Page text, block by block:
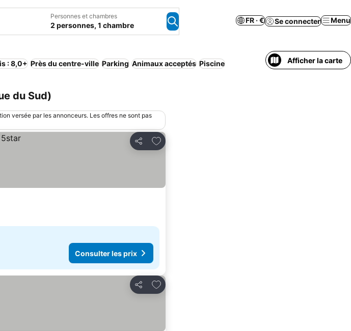
Personnes et chambres
2 personnes, 1 chambre
FR · € Se connecter Menu
: 8,0+ Près du centre-ville Parking Animaux acceptés Piscine Afficher la carte
du Sud)
versée par les annonceurs. Les offres ne sont pas
Partager
Ajouter à mes favoris
Consulter les prix
Partager
Ajouter à mes favoris